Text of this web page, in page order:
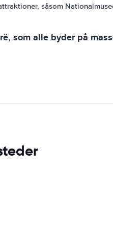
såsom
som alle byder på